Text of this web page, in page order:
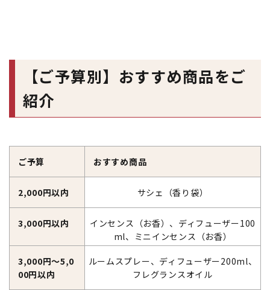
【ご予算別】おすすめ商品をご
紹介
ご予算 おすすめ商品
2,000円以内 サシェ（香り袋）
3,000円以内
インセンス（お香）、ディフューザー100
ml、ミニインセンス（お香）
3,000円～5,0
00円以内
ルームスプレー、ディフューザー200ml、
フレグランスオイル